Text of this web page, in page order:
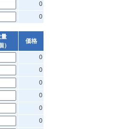
0
0
）
価格
0
0
0
0
0
0